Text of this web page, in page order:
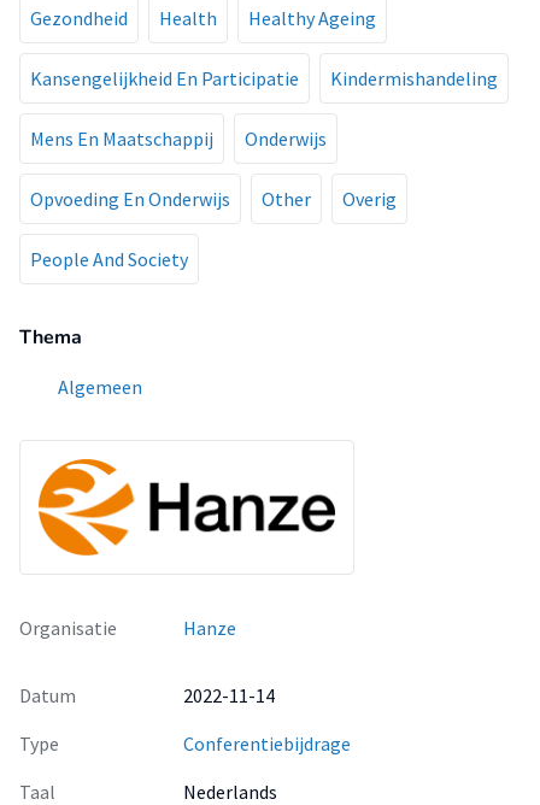
Gezondheid Health Healthy Ageing
Kansengelijkheid En Participatie Kindermishandeling
Mens En Maatschappij Onderwijs
Opvoeding En Onderwijs Other Overig
People And Society
Thema
Algemeen
Organisatie Hanze
Datum
2022-11-14
Type
Conferentiebijdrage
Taal
Nederlands